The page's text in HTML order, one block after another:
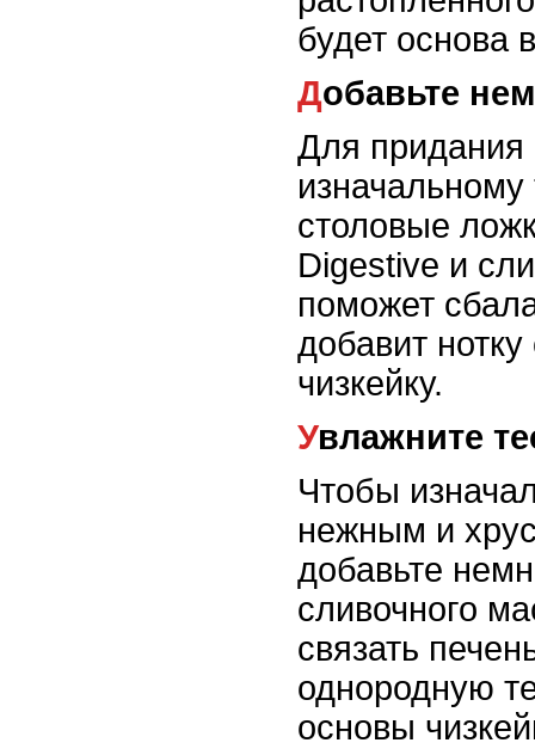
будет основа
Добавьте
Для придания
изначальному
столовые
Digestive и
поможет
добавит
чизкейку.
Увлажните
Чтобы
нежным и
добавьте
сливочного
связать
однородную
основы